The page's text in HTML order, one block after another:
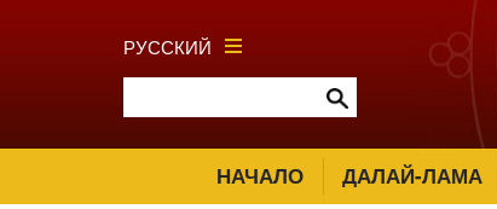
РУССКИЙ
НАЧАЛО ДАЛАЙ-ЛАМА